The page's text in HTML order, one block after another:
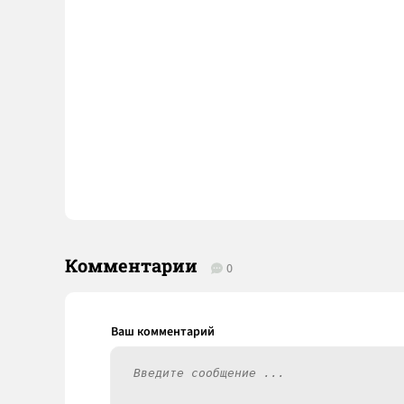
Комментарии 0